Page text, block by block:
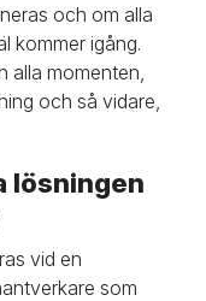
och om alla
kommer igång.
alla momenten,
och så vidare,
lösningen
vid en
som